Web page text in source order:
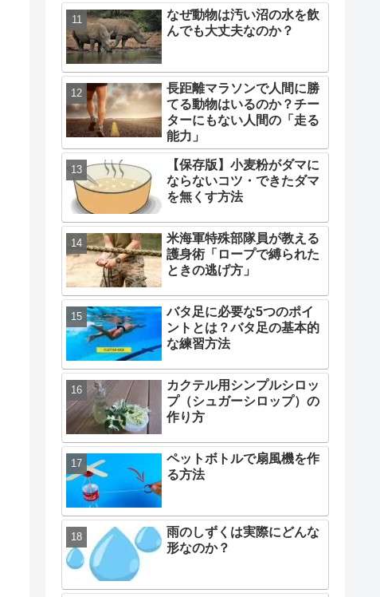
なぜ動物は汚い沼の水を飲
んでも大丈夫なのか？
長距離マラソンで人間に勝
てる動物はいるのか？チー
ターにもない人間の「走る
能力」
【保存版】小麦粉がダマに
ならないコツ・できたダマ
を無くす方法
米海軍特殊部隊員が教える
護身術「ロープで縛られた
ときの逃げ方」
バタ足に必要な5つのポイ
ントとは？バタ足の基本的
な練習方法
カクテル用シンプルシロッ
プ（シュガーシロップ）の
作り方
ペットボトルで扇風機を作
る方法
雨のしずくは実際にどんな
形なのか？